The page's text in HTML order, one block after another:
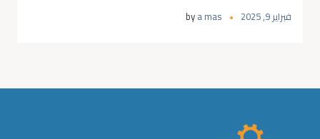
فبراير 9, 2025 bya mas